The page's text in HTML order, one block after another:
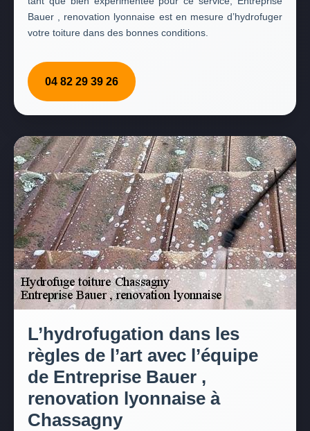
Bauer , renovation lyonnaise est en mesure d’hydrofuger
votre toiture dans des bonnes conditions.
04 82 29 39 26
L’hydrofugation dans les
règles de l’art avec l’équipe
de Entreprise Bauer ,
renovation lyonnaise à
Chassagny